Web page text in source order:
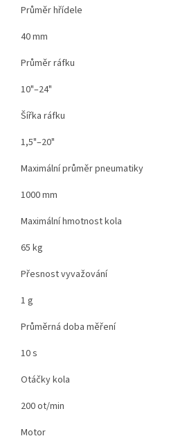
Průměr hřídele
40 mm
Průměr ráfku
10"–24"
Šířka ráfku
1,5"–20"
Maximální průměr pneumatiky
1000 mm
Maximální hmotnost kola
65 kg
Přesnost vyvažování
1 g
Průměrná doba měření
10 s
Otáčky kola
200 ot/min
Motor